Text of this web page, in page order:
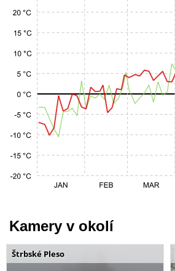
Kamery v okolí
Štrbské Pleso